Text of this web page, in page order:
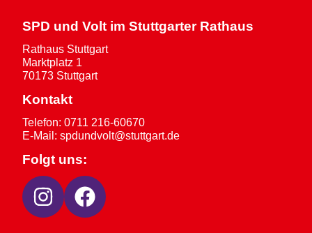
SPD und Volt im Stuttgarter Rathaus
Rathaus Stuttgart
Marktplatz 1
70173 Stuttgart
Kontakt
Telefon: 0711 216-60670
E-Mail: spdundvolt@stuttgart.de
Folgt uns: